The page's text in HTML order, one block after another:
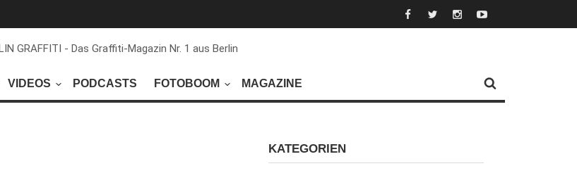
VIDEOS PODCASTS FOTOBOOM MAGAZINE
KATEGORIEN